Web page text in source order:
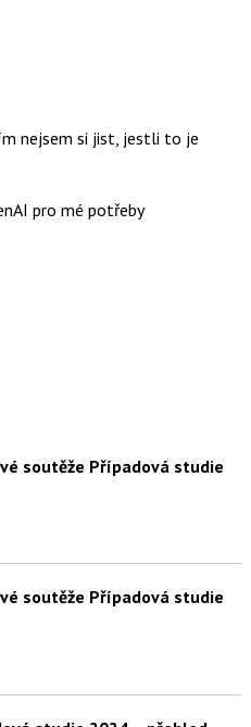
nejsem si jist, jestli to je
pro mé potřeby
soutěže Případová studie
soutěže Případová studie